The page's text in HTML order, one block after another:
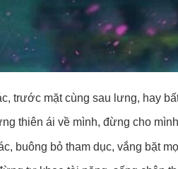
trước mặt cùng sau lưng, hay
thiên ái về mình, đừng cho
buông bỏ tham dục, vắng bặt